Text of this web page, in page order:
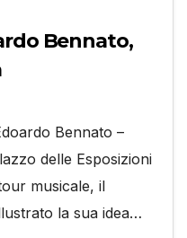
Bennato,
Bennato –
delle Esposizioni
musicale, il
la sua idea…